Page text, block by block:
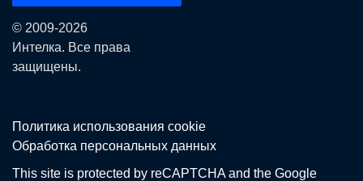
© 2009-2026
Интелка. Все права
защищены.
Политика использования сookie
Обработка персональных данных
This site is protected by reCAPTCHA and the Google